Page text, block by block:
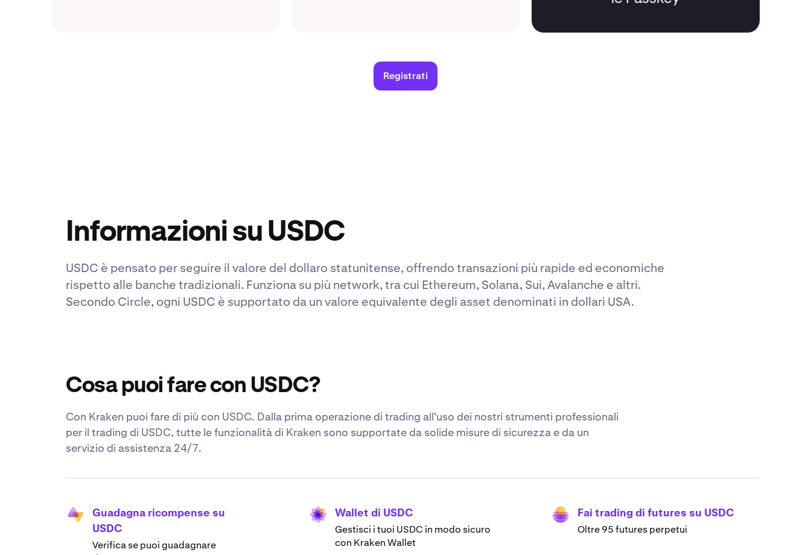
Registrati
Informazioni su USDC
USDC è pensato per seguire il valore del dollaro statunitense, offrendo transazioni più rapide ed economiche
rispetto alle banche tradizionali. Funziona su più network, tra cui Ethereum, Solana, Sui, Avalanche e altri.
Secondo Circle, ogni USDC è supportato da un valore equivalente degli asset denominati in dollari USA.
Cosa puoi fare con USDC?
Con Kraken puoi fare di più con USDC. Dalla prima operazione di trading all'uso dei nostri strumenti professionali
per il trading di USDC, tutte le funzionalità di Kraken sono supportate da solide misure di sicurezza e da un
servizio di assistenza 24/7.
Guadagna ricompense su
USDC
Verifica se puoi guadagnare
Wallet di USDC
Gestisci i tuoi USDC in modo sicuro
con Kraken Wallet
Fai trading di futures su USDC
Oltre 95 futures perpetui